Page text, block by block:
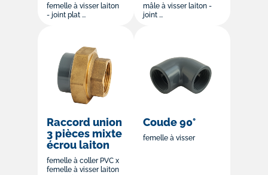
femelle à visser laiton
- joint plat ...
mâle à visser laiton -
joint ...
Raccord union
3 pièces mixte
écrou laiton
femelle à coller PVC x
femelle à visser laiton
Coude 90°
femelle à visser